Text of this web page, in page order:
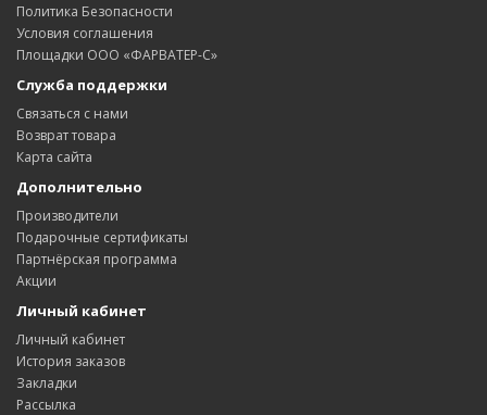
Политика Безопасности
Условия соглашения
Площадки ООО «ФАРВАТЕР-С»
Служба поддержки
Связаться с нами
Возврат товара
Карта сайта
Дополнительно
Производители
Подарочные сертификаты
Партнёрская программа
Акции
Личный кабинет
Личный кабинет
История заказов
Закладки
Рассылка